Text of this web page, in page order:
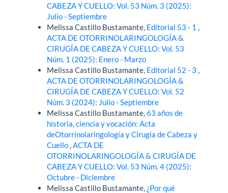
CABEZA Y CUELLO: Vol. 53 Núm. 3 (2025):
Julio - Septiembre
Melissa Castillo Bustamante, Editorial 53 - 1
ACTA DE OTORRINOLARINGOLOGÍA &
CIRUGÍA DE CABEZA Y CUELLO: Vol. 53
Núm. 1 (2025): Enero - Marzo
Melissa Castillo Bustamante, Editorial 52 - 3
ACTA DE OTORRINOLARINGOLOGÍA &
CIRUGÍA DE CABEZA Y CUELLO: Vol. 52
Núm. 3 (2024): Julio - Septiembre
Melissa Castillo Bustamante,63 años de
historia, ciencia y vocación: Acta
deOtorrinolaringología y Cirugía de Cabeza y
Cuello ACTA DE
OTORRINOLARINGOLOGÍA & CIRUGÍA DE
CABEZA Y CUELLO: Vol. 53 Núm. 4 (2025):
Octubre - Diciembre
Melissa Castillo Bustamante, ¿Por qué